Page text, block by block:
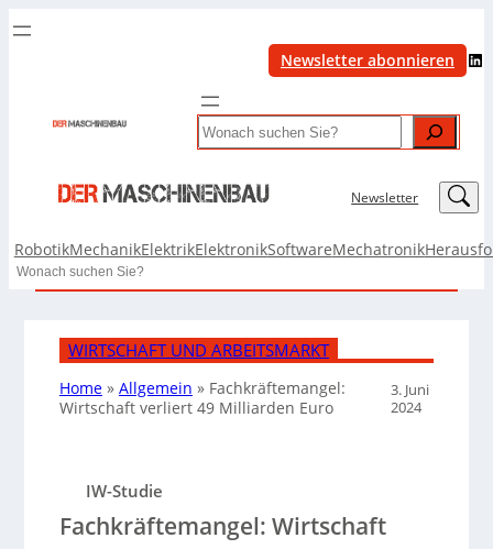
Newsletter abonnieren LinkedIn
Search
Newsletter LinkedIn
RobotikMechanikElektrikElektronikSoftwareMechatronik
Search
WIRTSCHAFT UND ARBEITSMARKT
Home» Allgemein » Fachkräftemangel:
Wirtschaft verliert 49 Milliarden Euro
3. Juni
2024
IW-Studie
Fachkräftemangel: Wirtschaft